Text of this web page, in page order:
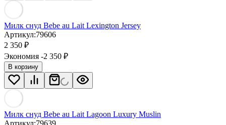
Милк снуд Bebe au Lait Lexington Jersey
Артикул:79606
2 350 ₽
Экономия -2 350 ₽
В корзину
Милк снуд Bebe au Lait Lagoon Luxury Muslin